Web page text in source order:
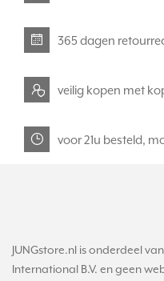
365 dagen
veilig kopen met
voor 21u besteld,
JUNGstore.nl is onderdeel
International B.V. en geen